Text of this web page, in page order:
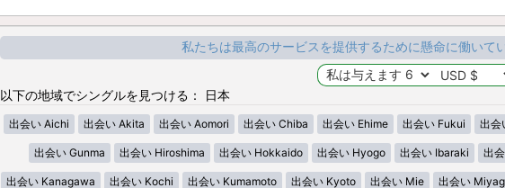
私たちは最高のサービスを提供するために懸命に働いて
以下の地域でシングルを見つける： 日本
出会い Aichi 出会い Akita 出会い Aomori 出会い Chiba 出会い Ehime 出会い Fukui 出会
出会い Gunma 出会い Hiroshima 出会い Hokkaido 出会い Hyogo 出会い Ibaraki 出
出会い Kanagawa 出会い Kochi 出会い Kumamoto 出会い Kyoto 出会い Mie 出会い